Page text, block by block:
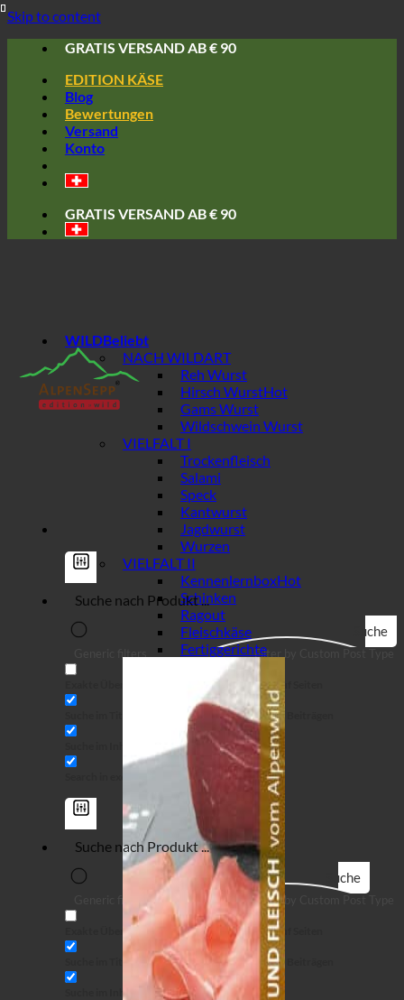
Skip to content
GRATIS VERSAND AB € 90
EDITION KÄSE
Blog
Bewertungen
Versand
Konto
GRATIS VERSAND AB € 90
Suche
Filter by Custom Post Type
Suche auf Seiten
Suche in Beiträgen
Suche
Exakte Übereinstimmung
Suche im Inhalt
Filter by Custom Post Type
Suche auf Seiten
Suche in Beiträgen
WILD
NACH WILDART
Reh Wurst
Hirsch Wurst
Gams Wurst
Wildschwein Wurst
VIELFALT I
Trockenfleisch
Salami
Speck
Kantwurst
Jagdwurst
Wurzen
VIELFALT II
Kennenlernbox
Schinken
Ragout
Fleischkäse
Fertiggerichte